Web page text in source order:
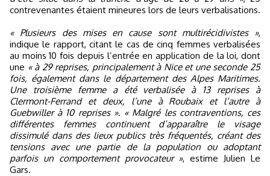
contrevenantes étaient mineures lors de leurs verbalisations.
« Plusieurs des mises en cause sont multirécidivistes »,
indique le rapport, citant le cas de cinq femmes verbalisées
au moins 10 fois depuis l’entrée en application de la loi, dont
une « à 29 reprises, principalement à Nice et une seconde 25
fois, également dans le département des Alpes Maritimes.
Une troisième femme a été verbalisée à 13 reprises à
Clermont-Ferrand et deux, l’une à Roubaix et l’autre à
Guebwiller à 10 reprises ». « Malgré les contraventions, ces
différentes femmes continuent d’apparaître le visage
dissimulé dans des lieux publics très fréquentés, créant des
tensions avec une partie de la population ou adoptant
parfois un comportement provocateur », estime Julien Le
Gars.